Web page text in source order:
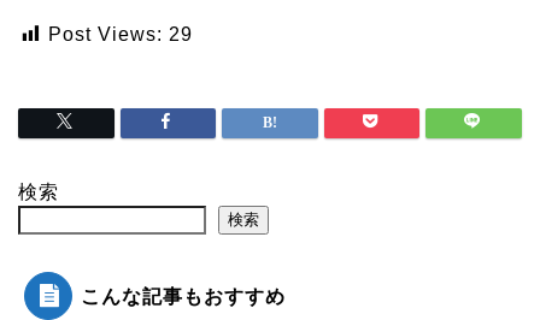
Post Views: 29
検索
検索
こんな記事もおすすめ